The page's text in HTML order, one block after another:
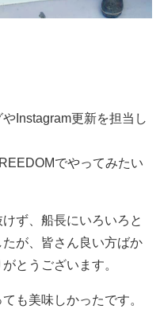
Instagram更新を担当し
でやってみたい
ず、船長にいろいろと
が、皆さん良い方ばか
とうございます。
も美味しかったです。